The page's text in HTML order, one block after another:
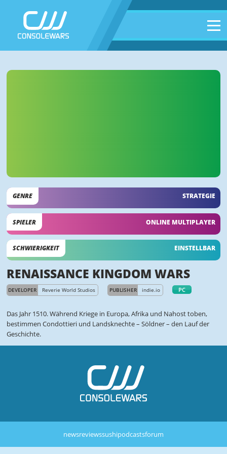
GENRE STRATEGIE
SPIELER ONLINE MULTIPLAYER
SCHWIERIGKEIT EINSTELLBAR
RENAISSANCE KINGDOM WARS
DEVELOPER Reverie World Studios PUBLISHER indie.io PC
Das Jahr 1510. Während Kriege in Europa, Afrika und Nahost toben,
bestimmen Condottieri und Landsknechte – Söldner – den Lauf der
Geschichte.
newsreviewssushipodcastsforum